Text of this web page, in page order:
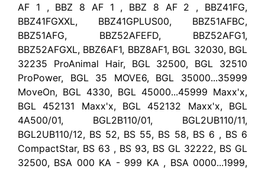
AF 1 , BBZ 8 AF 1 , BBZ 8 AF 2 , BBZ41FG,
BBZ41FGXXL, BBZ41GPLUS00, BBZ51AFBC,
BBZ51AFG, BBZ52AFEFD, BBZ52AFG1,
BBZ52AFGXL, BBZ6AF1, BBZ8AF1, BGL 32030, BGL
32235 ProAnimal Hair, BGL 32500, BGL 32510
ProPower, BGL 35 MOVE6, BGL 35000...35999
MoveOn, BGL 4330, BGL 45000...45999 Maxx'x,
BGL 452131 Maxx'x, BGL 452132 Maxx'x, BGL
4A500/01, BGL2B110/01, BGL2UB110/11,
BGL2UB110/12, BS 52, BS 55, BS 58, BS 6 , BS 6
CompactStar, BS 63 , BS 93, BS GL 32222, BS GL
32500, BSA 000 KA - 999 KA , BSA 0000...1999,